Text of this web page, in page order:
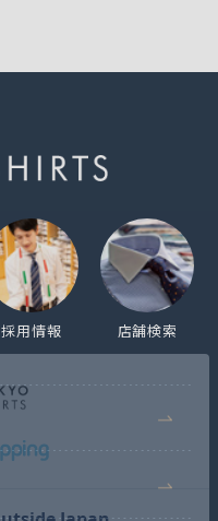
採用情報 店舗検索